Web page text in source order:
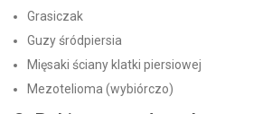
Grasiczak
Guzy śródpiersia
Mięsaki ściany klatki piersiowej
Mezotelioma (wybiórczo)